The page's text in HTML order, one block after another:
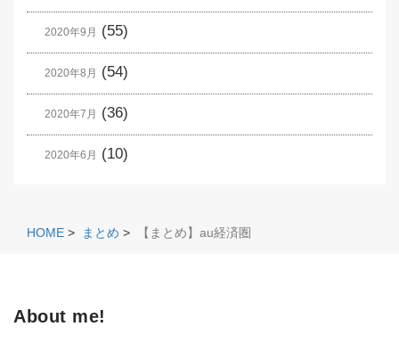
2020年9月 (55)
2020年8月 (54)
2020年7月 (36)
2020年6月 (10)
HOME > まとめ > 【まとめ】au経済圏
About me!